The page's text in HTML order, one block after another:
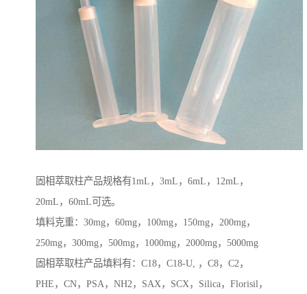
固相萃取柱产品规格有1mL，3mL，6mL，12mL，
20mL，60mL可选。
填料克重：30mg，60mg，100mg，150mg，200mg，
250mg，300mg，500mg，1000mg，2000mg，5000mg
固相萃取柱产品填料有：C18，C18-U, ，C8，C2，
PHE，CN，PSA，NH2，SAX，SCX，Silica，Florisil，